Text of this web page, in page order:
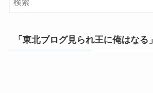
「東北ブログ見られ王に俺はなる」